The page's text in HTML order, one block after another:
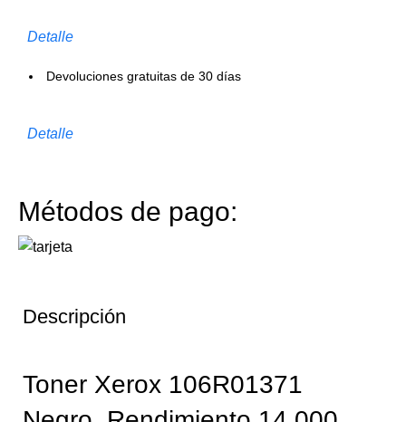
Detalle
Devoluciones gratuitas de 30 días
Detalle
Métodos de pago:
Descripción
Toner Xerox 106R01371